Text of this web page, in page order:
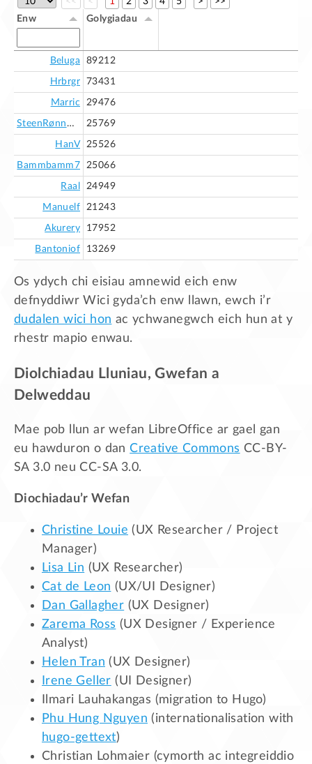
Enw
Golygiadau
Beluga 89212
Hrbrgr 73431
Marric 29476
SteenRønnow 25769
HanV 25526
Bammbamm7 25066
Raal 24949
Manuelf 21243
Akurery 17952
Bantoniof 13269
Os ydych chi eisiau amnewid eich enw
defnyddiwr Wici gyda’ch enw llawn, ewch i’r
dudalen wici hon ac ychwanegwch eich hun at y
rhestr mapio enwau.
Diolchiadau Lluniau, Gwefan a
Delweddau
Mae pob llun ar wefan LibreOffice ar gael gan
eu hawduron o danCreative Commons CC-BY-
SA 3.0 neu CC-SA 3.0.
Diochiadau’r Wefan
Christine Louie (UX Researcher / Project
Manager)
Lisa Lin (UX Researcher)
Cat de Leon (UX/UI Designer)
Dan Gallagher (UX Designer)
Zarema Ross (UX Designer / Experience
Analyst)
Helen Tran (UX Designer)
Irene Geller (UI Designer)
Ilmari Lauhakangas (migration to Hugo)
Phu Hung Nguyen (internationalisation with
hugo-gettext)
Christian Lohmaier (cymorth ac integreiddio